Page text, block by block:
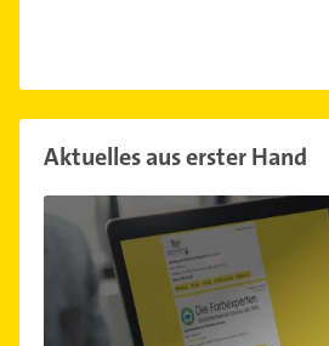
Aktuelles aus erster Hand